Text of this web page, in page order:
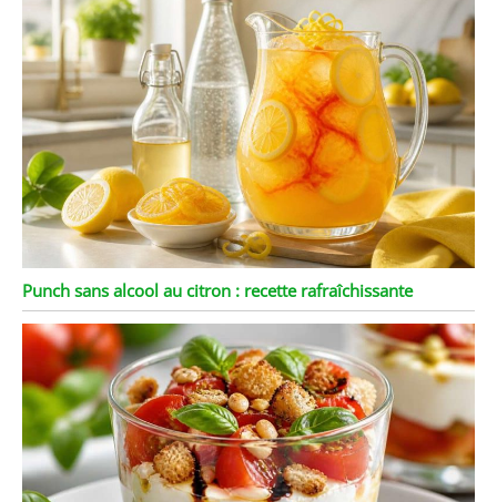
Punch sans alcool au citron : recette rafraîchissante